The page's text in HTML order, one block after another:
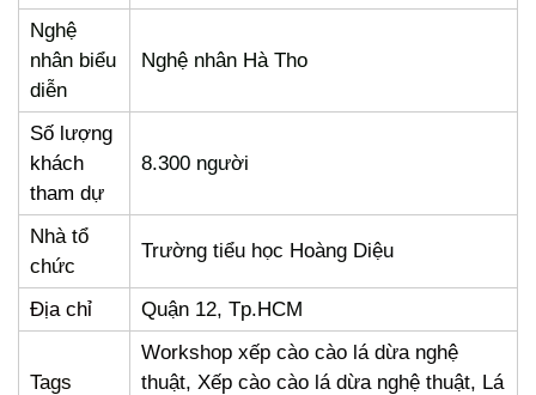
Nghệ
nhân biểu
diễn
Nghệ nhân Hà Tho
Số lượng
khách
tham dự
8.300 người
Nhà tổ
chức
Trường tiểu học Hoàng Diệu
Địa chỉ Quận 12, Tp.HCM
Tags
Workshop xếp cào cào lá dừa nghệ
thuật, Xếp cào cào lá dừa nghệ thuật, Lá